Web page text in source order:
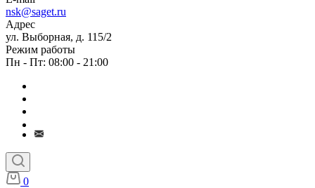
nsk@saget.ru
Адрес
ул. Выборная, д. 115/2
Режим работы
Пн - Пт: 08:00 - 21:00
0